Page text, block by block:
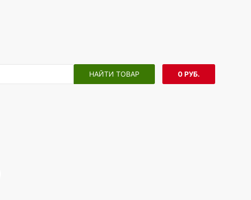
НАЙТИ ТОВАР 0 РУБ.